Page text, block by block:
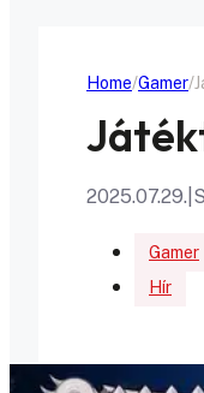
Home Gamer
2025.07.29.
Gamer
Hír